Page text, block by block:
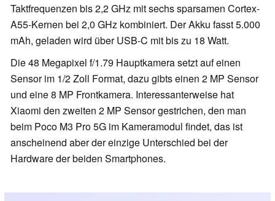
Taktfrequenzen bis 2,2 GHz mit sechs sparsamen Cortex-
A55-Kernen bei 2,0 GHz kombiniert. Der Akku fasst 5.000
mAh, geladen wird über USB-C mit bis zu 18 Watt.
Die 48 Megapixel f/1.79 Hauptkamera setzt auf einen
Sensor im 1/2 Zoll Format, dazu gibts einen 2 MP Sensor
und eine 8 MP Frontkamera. Interessanterweise hat
Xiaomi den zweiten 2 MP Sensor gestrichen, den man
beim Poco M3 Pro 5G im Kameramodul findet, das ist
anscheinend aber der einzige Unterschied bei der
Hardware der beiden Smartphones.